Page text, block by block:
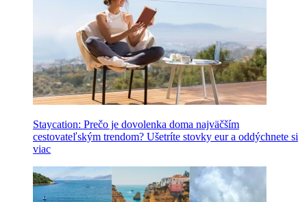
Staycation: Prečo je dovolenka doma najväčším
cestovateľským trendom? Ušetríte stovky eur a oddýchnete si
viac